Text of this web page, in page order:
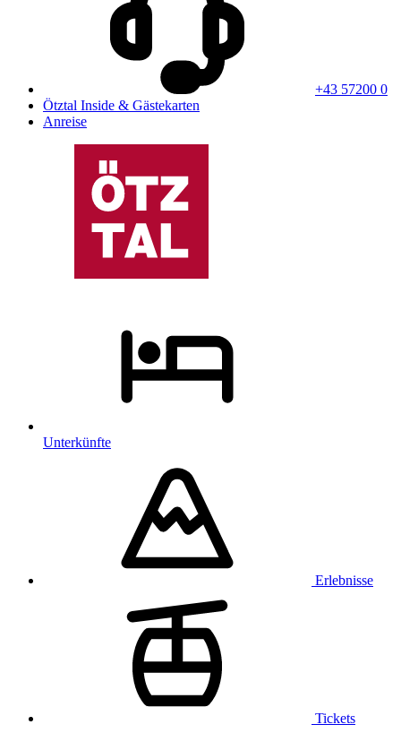
+43 57200 0
Ötztal Inside & Gästekarten
Anreise
Unterkünfte
Erlebnisse
Tickets